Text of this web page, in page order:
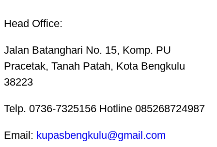
Head Office:
Jalan Batanghari No. 15, Komp. PU
Pracetak, Tanah Patah, Kota Bengkulu
38223
Telp. 0736-7325156 Hotline 085268724987
Email: kupasbengkulu@gmail.com